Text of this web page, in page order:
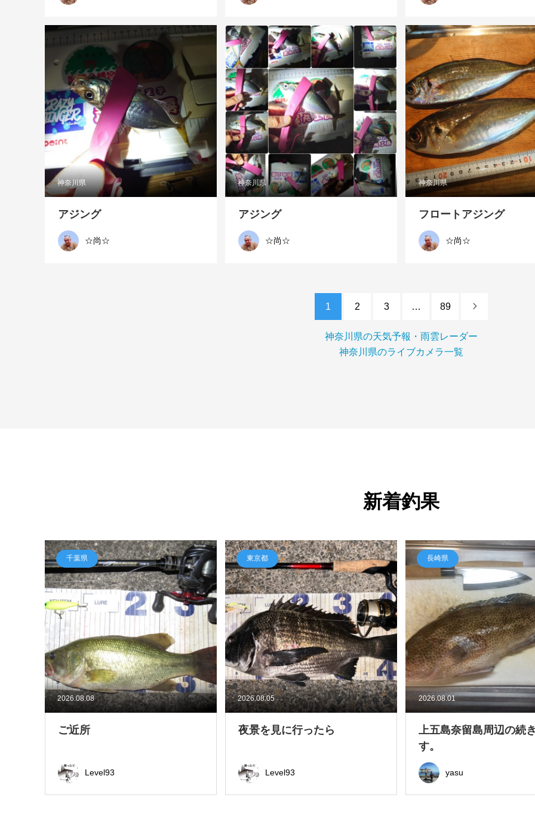
神奈川県
アジング
☆尚☆
神奈川県
アジング
☆尚☆
神奈川県
フロートアジング
☆尚☆
1 2 3 … 89 
神奈川県の天気予報・雨雲レーダー
神奈川県のライブカメラ一覧
新着釣果
2026.08.08
千葉県
ご近所
Level93
2026.08.05
東京都
夜景を見に行ったら
Level93
2026.08.01
長崎県
上五島奈留島周辺の続
す。
yasu